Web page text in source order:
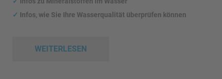
✓ Infos, wie Sie Ihre Wasserqualität überprüfen können
WEITERLESEN